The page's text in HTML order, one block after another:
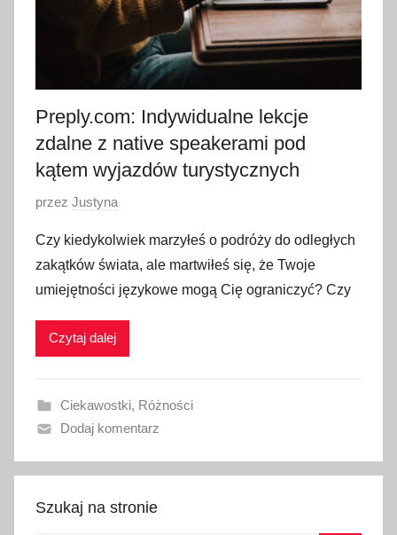
Preply.com: Indywidualne lekcje
zdalne z native speakerami pod
kątem wyjazdów turystycznych
O
u
b
l
i
a
n
2
4
przez Justyna
Czy kiedykolwiek marzyłeś o podróży do odległych
zakątków świata, ale martwiłeś się, że Twoje
umiejętności językowe mogą Cię ograniczyć? Czy
Czytaj dalej
Ciekawostki, Różności
Dodaj komentarz
Szukaj na stronie